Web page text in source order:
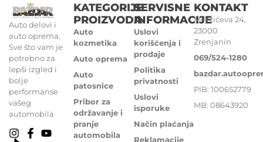
Auto delovi i
auto oprema.
Sve što vam je
potrebno za
lepši izgled i
bolje
performanse
vašeg
automobila
KATEGORIJE
PROIZVODA
Auto
kozmetika
Auto oprema
Auto
patosnice
Pribor za
održavanje i
pranje
automobila
SERVISNE
INFORMACIJE
Uslovi
korišćenja i
prodaje
Politika
privatnosti
Uslovi
isporuke
Način plaćanja
Reklamacije
KONTAKT
Miletićeva 24,
23000
Zrenjanin
069/524-1280
PIB: 100652779
MB: 08643920